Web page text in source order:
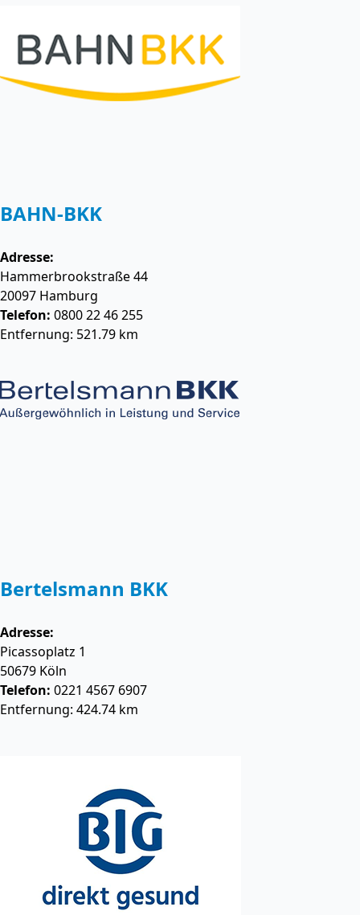
BAHN-BKK
Adresse:
Hammerbrookstraße 44
20097 Hamburg
Telefon: 0800 22 46 255
Entfernung: 521.79 km
Bertelsmann BKK
Adresse:
Picassoplatz 1
50679 Köln
Telefon: 0221 4567 6907
Entfernung: 424.74 km